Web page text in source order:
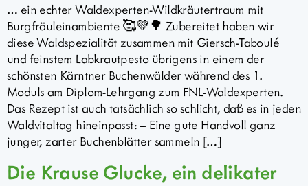
… ein echter Waldexperten-Wildkräutertraum mit
Burgfräuleinambiente 🥰💚🌳 Zubereitet haben wir
diese Waldspezialität zusammen mit Giersch-Taboulé
und feinstem Labkrautpesto übrigens in einem der
schönsten Kärntner Buchenwälder während des 1.
Moduls am Diplom-Lehrgang zum FNL-Waldexperten.
Das Rezept ist auch tatsächlich so schlicht, daß es in jeden
Waldvitaltag hineinpasst: – Eine gute Handvoll ganz
junger, zarter Buchenblätter sammeln […]
Die Krause Glucke, ein delikater